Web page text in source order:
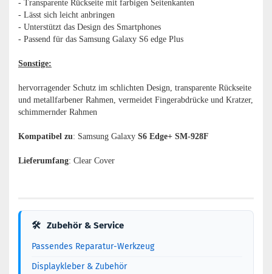
- Transparente Rückseite mit farbigen Seitenkanten
- Lässt sich leicht anbringen
- Unterstützt das Design des Smartphones
- Passend für das Samsung Galaxy S6 edge Plus
Sonstige:
hervorragender Schutz im schlichten Design, transparente Rückseite
und metallfarbener Rahmen, vermeidet Fingerabdrücke und Kratzer,
schimmernder Rahmen
Kompatibel zu: Samsung Galaxy S6 Edge+ SM-928F
Lieferumfang: Clear Cover
🛠 Zubehör & Service
Passendes Reparatur-Werkzeug
Displaykleber & Zubehör